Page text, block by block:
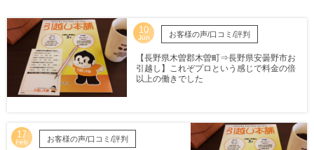
10
Jun お客様の声/口コミ/評判
【長野県木曽郡木曽町⇒長野県安曇野市お
引越し】これぞプロという感じで料金の倍
以上の働きでした
17
Feb お客様の声/口コミ/評判